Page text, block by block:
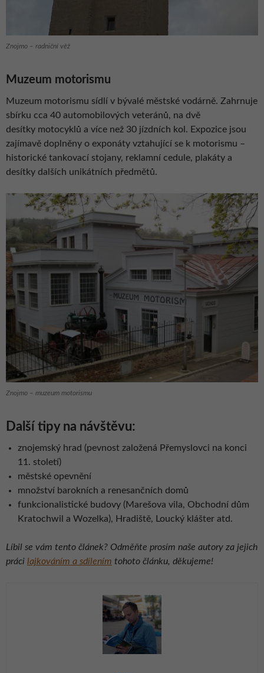
Znojmo – radniční věž
Muzeum motorismu
Muzeum motorismu sídlí v bývalé městské vodárně. Zahrnuje
sbírku cca 40 automobilových veteránů, na dvě
desítky motocyklů a více než 30 jízdních kol. Expozice jsou
zajímavě doplněny o exponáty vztahující se k motorismu –
historické tankovací stojany, reklamní cedule, plakáty a
desítky dalších unikátních předmětů.
Znojmo – muzeum motorismu
Další tipy na návštěvu:
znojemský hrad (pevnost založená Přemyslovci na konci
11. století)
městské opevnění
množství barokních a renesančních domů
funkcionalistické budovy (Marešova vila, Obchodní dům
Kratochwil a Wozelka), Hradiště, Loucký klášter atd.
Líbil se vám tento článek? Odměňte prosím naše autory za jejich
práci lajkováním a sdílením tohoto článku, děkujeme!